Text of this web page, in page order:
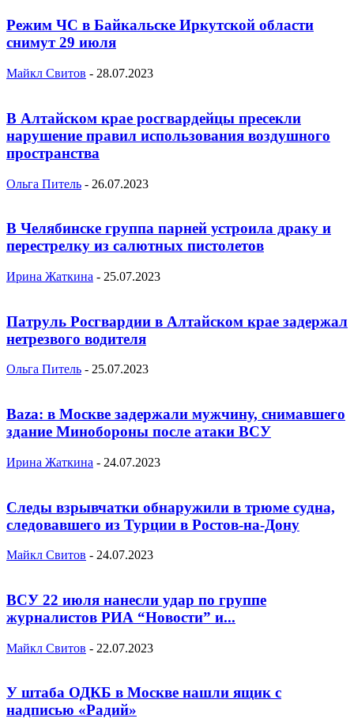
Режим ЧС в Байкальске Иркутской области
снимут 29 июля
Майкл Свитов - 28.07.2023
В Алтайском крае росгвардейцы пресекли
нарушение правил использования воздушного
пространства
Ольга Питель - 26.07.2023
В Челябинске группа парней устроила драку и
перестрелку из салютных пистолетов
Ирина Жаткина - 25.07.2023
Патруль Росгвардии в Алтайском крае задержал
нетрезвого водителя
Ольга Питель - 25.07.2023
Baza: в Москве задержали мужчину, снимавшего
здание Минобороны после атаки ВСУ
Ирина Жаткина - 24.07.2023
Следы взрывчатки обнаружили в трюме судна,
следовавшего из Турции в Ростов-на-Дону
Майкл Свитов - 24.07.2023
ВСУ 22 июля нанесли удар по группе
журналистов РИА “Новости” и...
Майкл Свитов - 22.07.2023
У штаба ОДКБ в Москве нашли ящик с
надписью «Радий»